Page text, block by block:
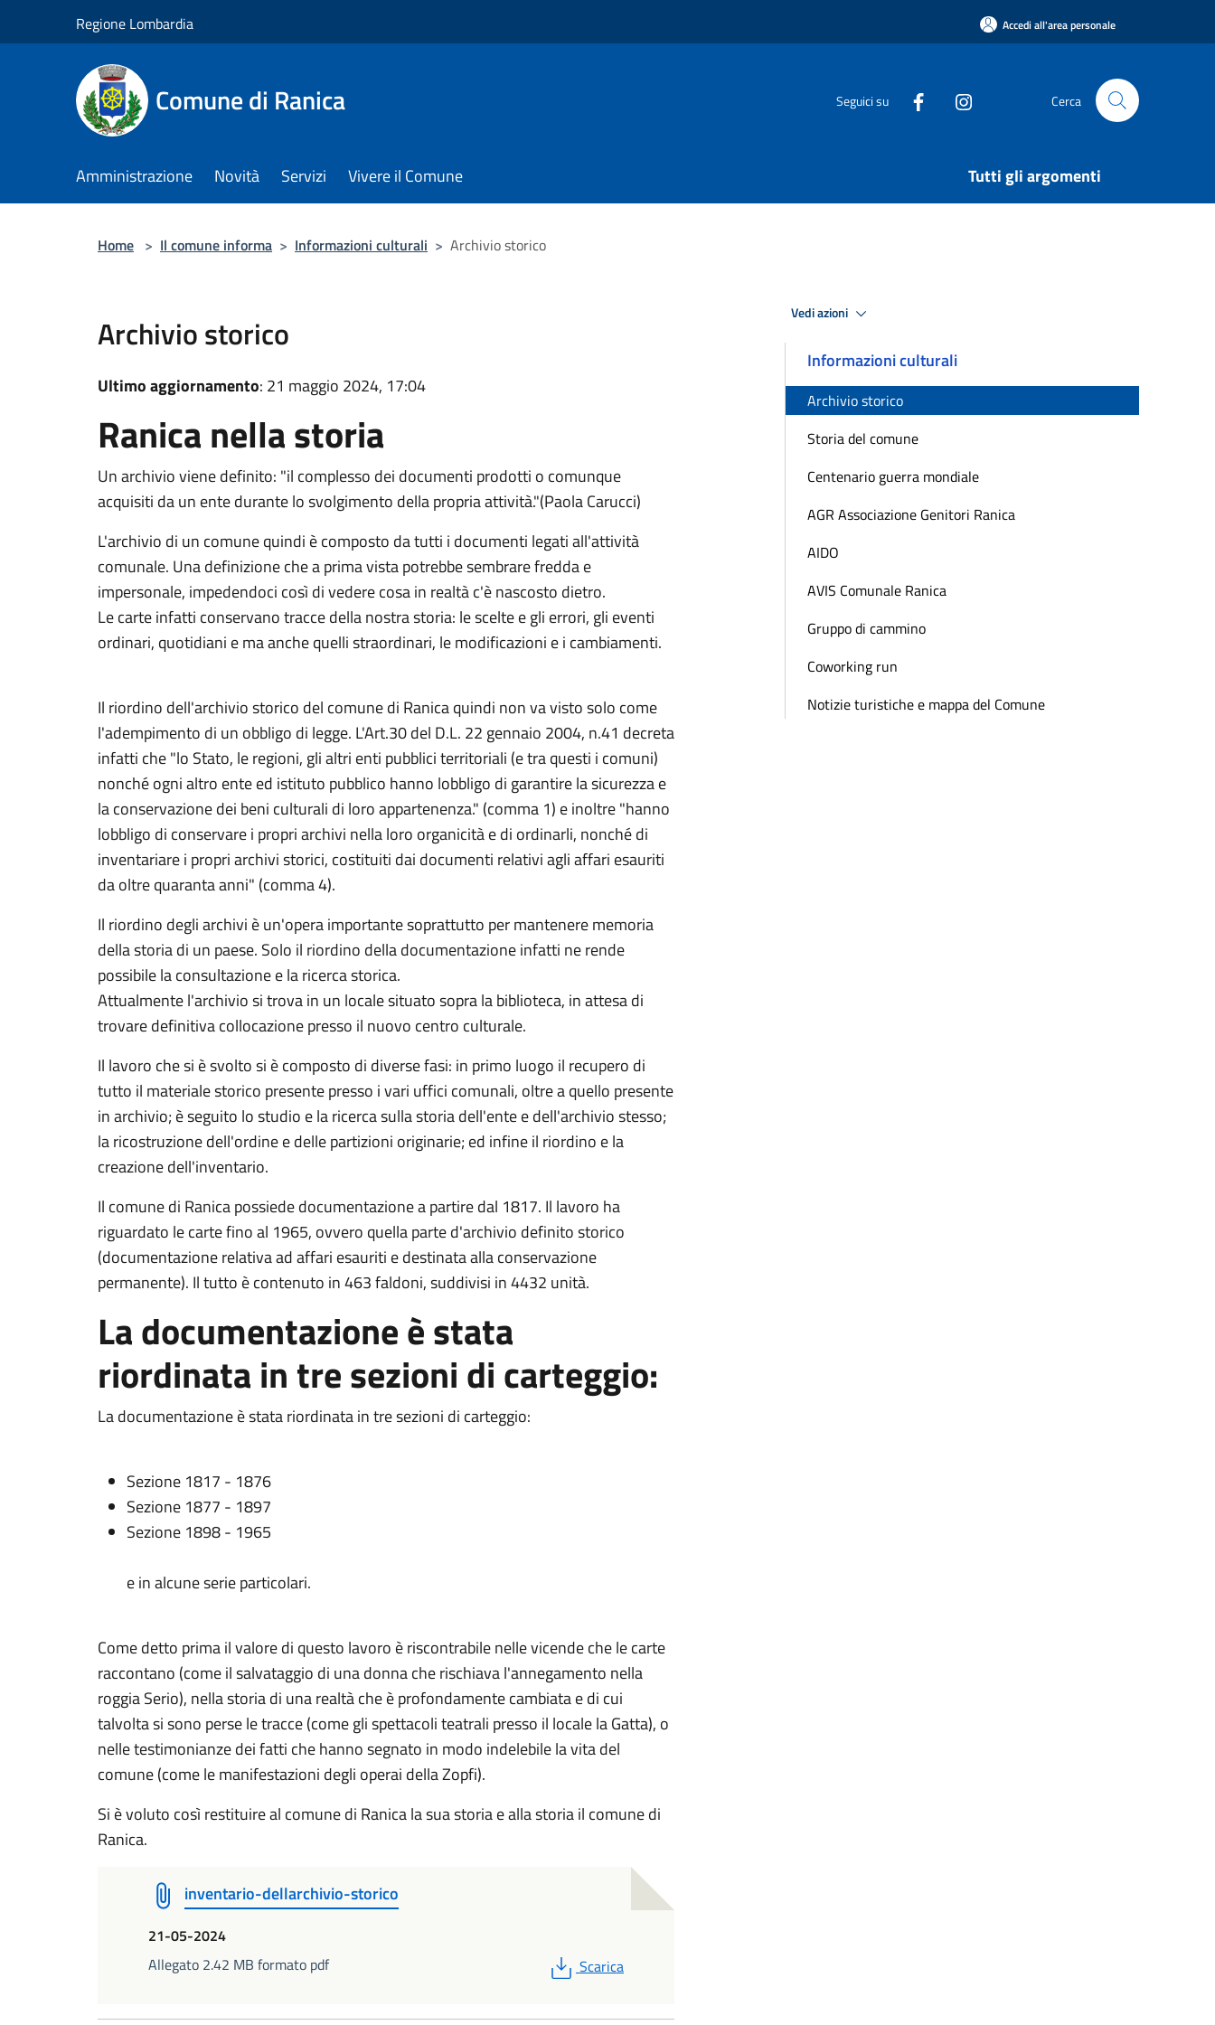
Regione Lombardia Accedi all'area personale
Comune di Ranica Seguici su Cerca
Amministrazione Novità Servizi Vivere il Comune Tutti gli argomenti
Home > Il comune informa > Informazioni culturali > Archivio storico
Archivio storico
Ultimo aggiornamento: 21 maggio 2024, 17:04
Ranica nella storia
Un archivio viene definito: "il complesso dei documenti prodotti o comunque
acquisiti da un ente durante lo svolgimento della propria attività."(Paola Carucci)
L'archivio di un comune quindi è composto da tutti i documenti legati all'attività
comunale. Una definizione che a prima vista potrebbe sembrare fredda e
impersonale, impedendoci così di vedere cosa in realtà c'è nascosto dietro.
Le carte infatti conservano tracce della nostra storia: le scelte e gli errori, gli eventi
ordinari, quotidiani e ma anche quelli straordinari, le modificazioni e i cambiamenti.
Il riordino dell'archivio storico del comune di Ranica quindi non va visto solo come
l'adempimento di un obbligo di legge. L'Art.30 del D.L. 22 gennaio 2004, n.41 decreta
infatti che "lo Stato, le regioni, gli altri enti pubblici territoriali (e tra questi i comuni)
nonché ogni altro ente ed istituto pubblico hanno lobbligo di garantire la sicurezza e
la conservazione dei beni culturali di loro appartenenza." (comma 1) e inoltre "hanno
lobbligo di conservare i propri archivi nella loro organicità e di ordinarli, nonché di
inventariare i propri archivi storici, costituiti dai documenti relativi agli affari esauriti
da oltre quaranta anni" (comma 4).
Il riordino degli archivi è un'opera importante soprattutto per mantenere memoria
della storia di un paese. Solo il riordino della documentazione infatti ne rende
possibile la consultazione e la ricerca storica.
Attualmente l'archivio si trova in un locale situato sopra la biblioteca, in attesa di
trovare definitiva collocazione presso il nuovo centro culturale.
Il lavoro che si è svolto si è composto di diverse fasi: in primo luogo il recupero di
tutto il materiale storico presente presso i vari uffici comunali, oltre a quello presente
in archivio; è seguito lo studio e la ricerca sulla storia dell'ente e dell'archivio stesso;
la ricostruzione dell'ordine e delle partizioni originarie; ed infine il riordino e la
creazione dell'inventario.
Il comune di Ranica possiede documentazione a partire dal 1817. Il lavoro ha
riguardato le carte fino al 1965, ovvero quella parte d'archivio definito storico
(documentazione relativa ad affari esauriti e destinata alla conservazione
permanente). Il tutto è contenuto in 463 faldoni, suddivisi in 4432 unità.
La documentazione è stata
riordinata in tre sezioni di carteggio:
La documentazione è stata riordinata in tre sezioni di carteggio:
Sezione 1817 - 1876
Sezione 1877 - 1897
Sezione 1898 - 1965
e in alcune serie particolari.
Come detto prima il valore di questo lavoro è riscontrabile nelle vicende che le carte
raccontano (come il salvataggio di una donna che rischiava l'annegamento nella
roggia Serio), nella storia di una realtà che è profondamente cambiata e di cui
talvolta si sono perse le tracce (come gli spettacoli teatrali presso il locale la Gatta), o
nelle testimonianze dei fatti che hanno segnato in modo indelebile la vita del
comune (come le manifestazioni degli operai della Zopfi).
Si è voluto così restituire al comune di Ranica la sua storia e alla storia il comune di
Ranica.
inventario-dellarchivio-storico
21-05-2024
Allegato 2.42 MB formato pdf
PDF
Scarica
Vedi azioni
Informazioni culturali
Archivio storico
Storia del comune
Centenario guerra mondiale
AGR Associazione Genitori Ranica
AIDO
AVIS Comunale Ranica
Gruppo di cammino
Coworking run
Notizie turistiche e mappa del Comune